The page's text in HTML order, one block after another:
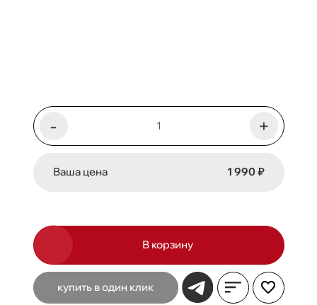
- +
Ваша цена 1 990 ₽
В корзину
купить в один клик